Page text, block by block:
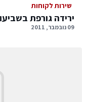
שירות לקוחות
ירידה גורפת
09 נובמבר, 2011